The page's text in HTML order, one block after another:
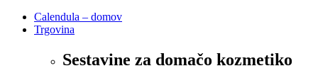
Calendula – domov
Trgovina
Sestavine za domačo kozmetiko